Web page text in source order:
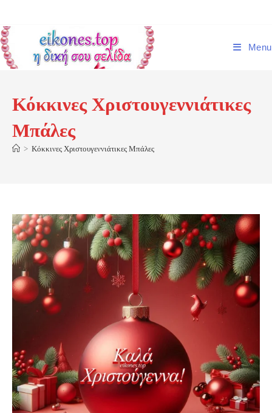
content
Menu
Κόκκινες Χριστουγεννιάτικες
Μπάλες
> Κόκκινες Χριστουγεννιάτικες Μπάλες